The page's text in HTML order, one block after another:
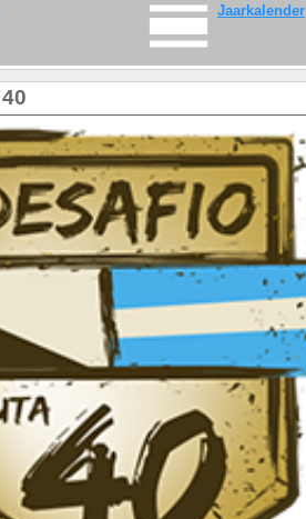
Jaarkalender